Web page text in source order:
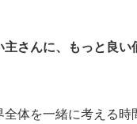
主さんに、もっと良い
全体を一緒に考える時